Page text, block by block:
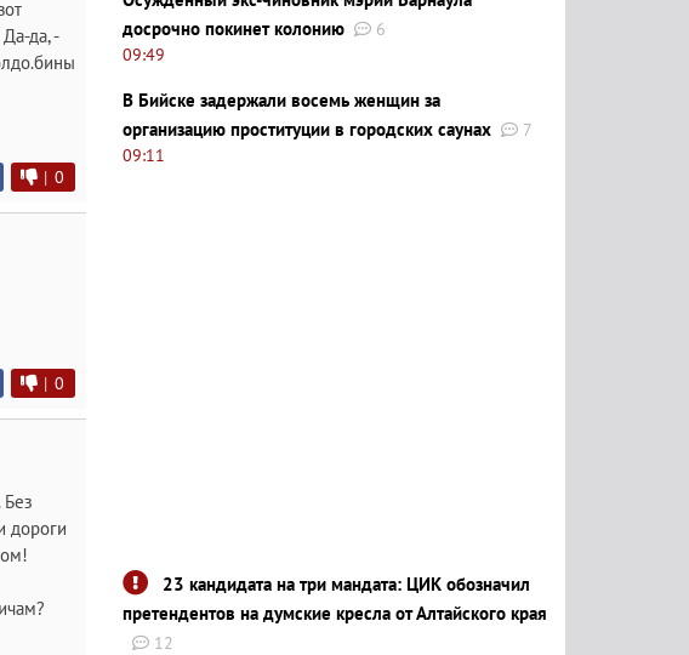
да, -
| 0
| 0
Без
дороги
досрочно покинет колонию
6
09:49
В Бийске задержали восемь женщин за
организацию проституции в городских саунах
7
09:11
23 кандидата на три мандата: ЦИК обозначил
претендентов на думские кресла от Алтайского края
12